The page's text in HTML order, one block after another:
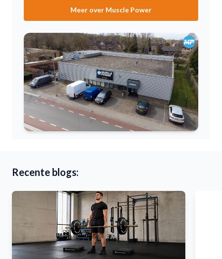
Meer over Muscle Power
Recente blogs: